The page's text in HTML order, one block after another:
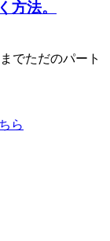
方法。
でただのパート